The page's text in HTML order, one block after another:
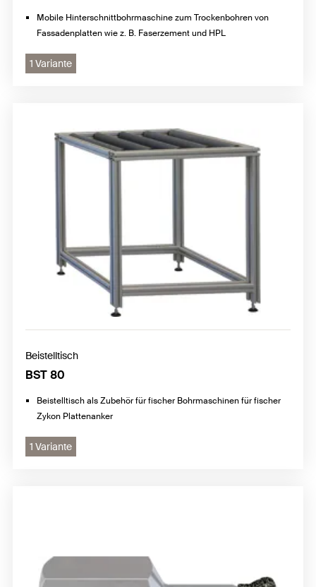
Mobile Hinterschnittbohrmaschine zum Trockenbohren von
Fassadenplatten wie z. B. Faserzement und HPL
1 Variante
Beistelltisch
BST 80
Beistelltisch als Zubehör für fischer Bohrmaschinen für fischer
Zykon Plattenanker
1 Variante